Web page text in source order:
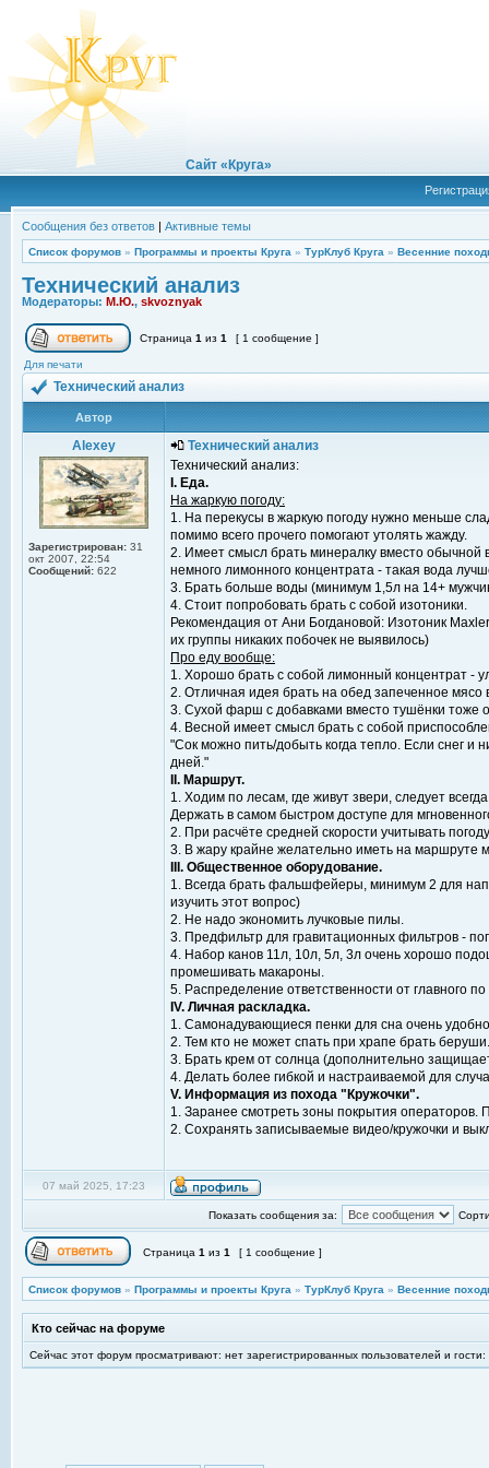
Сайт «Круга»
Сообщения без ответов | Активные темы
Список форумов » Программы и проекты Круга » ТурКлуб Круга » Весенние
Технический анализ
Модераторы: М.Ю., skvoznyak
Страница 1 из 1 [ 1 сообщение ]
Для печати
Технический анализ
Автор
Alexey
Зарегистрирован: 31
окт 2007, 22:54
Сообщений: 622
Технический анализ
Технический анализ:
I. Еда.
На жаркую погоду:
1. На перекусы в жаркую погоду нужно меньше
помимо всего прочего помогают утолять жажду.
2. Имеет смысл брать минералку вместо обычной
немного лимонного концентрата - такая вода
3. Брать больше воды (минимум 1,5л на 14+
4. Стоит попробовать брать с собой изотоники.
Рекомендация от Ани Богдановой: Изотоник
их группы никаких побочек не выявилось)
Про еду вообще:
1. Хорошо брать с собой лимонный концентрат -
2. Отличная идея брать на обед запеченное мясо
3. Сухой фарш с добавками вместо тушёнки тоже
4. Весной имеет смысл брать с собой
"Сок можно пить/добыть когда тепло. Если снег и
дней."
II. Маршрут.
1. Ходим по лесам, где живут звери, следует
Держать в самом быстром доступе для
2. При расчёте средней скорости учитывать
3. В жару крайне желательно иметь на маршруте
III. Общественное оборудование.
1. Всегда брать фальшфейеры, минимум 2 для
изучить этот вопрос)
2. Не надо экономить лучковые пилы.
3. Предфильтр для гравитационных фильтров -
4. Набор канов 11л, 10л, 5л, 3л очень хорошо
промешивать макароны.
5. Распределение ответственности от главного
IV. Личная раскладка.
1. Самонадувающиеся пенки для сна очень
2. Тем кто не может спать при храпе брать беруши.
3. Брать крем от солнца (дополнительно
4. Делать более гибкой и настраиваемой для
V. Информация из похода "Кружочки".
1. Заранее смотреть зоны покрытия операторов.
2. Сохранять записываемые видео/кружочки и
07 май 2025, 17:23
Показать сообщения за:
Страница 1 из 1 [ 1 сообщение ]
Список форумов » Программы и проекты Круга » ТурКлуб Круга » Весенние
Кто сейчас на форуме
Сейчас этот форум просматривают: нет зарегистрированных пользователей и гости: